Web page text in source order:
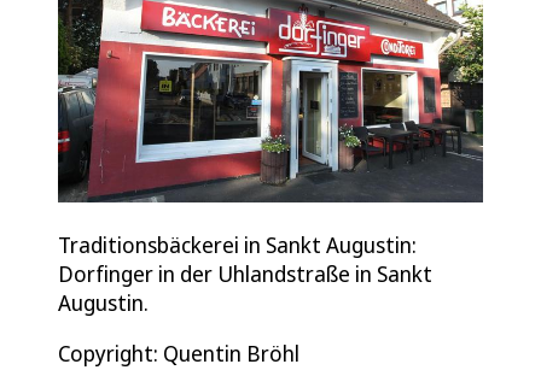
Traditionsbäckerei in Sankt Augustin:
Dorfinger in der Uhlandstraße in Sankt
Augustin.
Copyright: Quentin Bröhl